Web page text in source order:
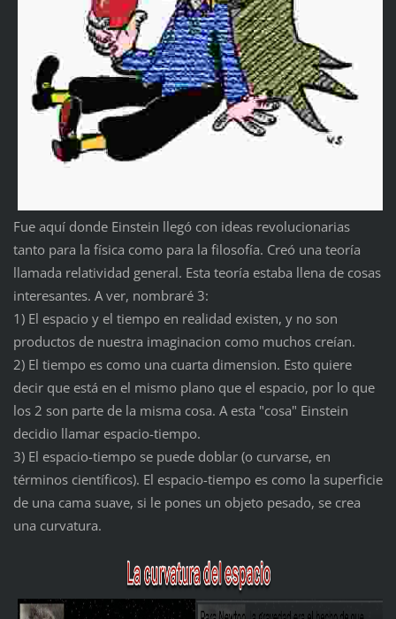
Fue aquí donde Einstein llegó con ideas revolucionarias
tanto para la física como para la filosofía. Creó una teoría
llamada relatividad general. Esta teoría estaba llena de cosas
interesantes. A ver, nombraré 3:
1) El espacio y el tiempo en realidad existen, y no son
productos de nuestra imaginacion como muchos creían.
2) El tiempo es como una cuarta dimension. Esto quiere
decir que está en el mismo plano que el espacio, por lo que
los 2 son parte de la misma cosa. A esta "cosa" Einstein
decidio llamar espacio-tiempo.
3) El espacio-tiempo se puede doblar (o curvarse, en
términos científicos). El espacio-tiempo es como la superficie
de una cama suave, si le pones un objeto pesado, se crea
una curvatura.